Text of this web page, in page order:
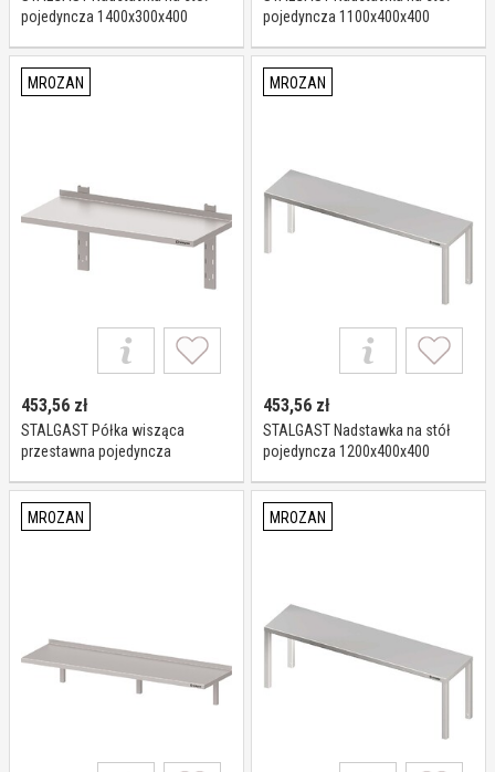
pojedyncza 1400x300x400
pojedyncza 1100x400x400
MROZAN
453,56 zł
STALGAST Półka wisząca
przestawna pojedyncza
MROZAN
453,56 zł
STALGAST Nadstawka na stół
pojedyncza 1200x400x400
MROZAN MROZAN